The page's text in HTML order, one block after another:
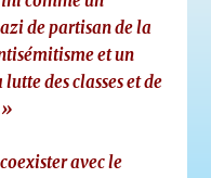
de partisan de la
et un
des classes et de
avec le